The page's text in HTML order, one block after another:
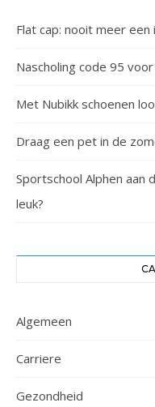
Flat cap: nooit meer
Nascholing code 95
Met Nubikk schoenen
Draag een pet in de
Sportschool Alphen aan
leuk?
Algemeen
Carriere
Gezondheid